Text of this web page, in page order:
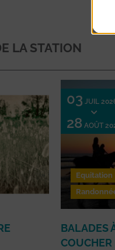
LA STATION
03 JUIL
28 AOÛT
Equitation
BALADES